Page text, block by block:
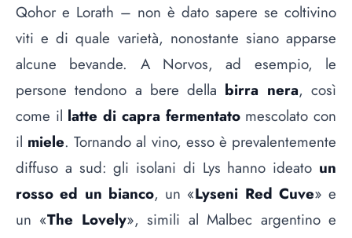
Qohor e Lorath – non è dato sapere se coltivino
viti e di quale varietà, nonostante siano apparse
alcune bevande. A Norvos, ad esempio, le
persone tendono a bere della birra nera, così
come il latte di capra fermentatomescolato con
il miele. Tornando al vino, esso è prevalentemente
diffuso a sud: gli isolani di Lys hanno ideato un
rosso ed un bianco, un «Lyseni Red Cuve» e
un «The Lovely», simili al Malbec argentino e